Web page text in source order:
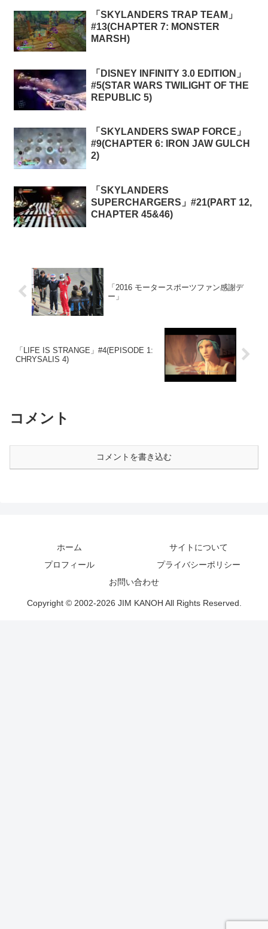
「SKYLANDERS TRAP TEAM」
#13(CHAPTER 7: MONSTER
MARSH)
「DISNEY INFINITY 3.0 EDITION」
#5(STAR WARS TWILIGHT OF THE
REPUBLIC 5)
「SKYLANDERS SWAP FORCE」
#9(CHAPTER 6: IRON JAW GULCH
2)
「SKYLANDERS
SUPERCHARGERS」#21(PART 12,
CHAPTER 45&46)
「2016 モータースポーツファン感謝デ
ー」
「LIFE IS STRANGE」#4(EPISODE 1:
CHRYSALIS 4)
コメント
コメントを書き込む
ホーム
サイトについて
プロフィール
プライバシーポリシー
お問い合わせ
Copyright © 2002-2026 JIM KANOH All Rights Reserved.